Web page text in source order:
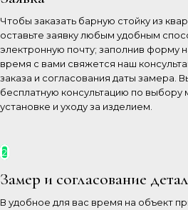
Чтобы заказать барную стойку из
оставьте заявку любым удобным
электронную почту; заполнив форму
время с вами свяжется наш
заказа и согласования даты замера.
бесплатную консультацию по выбору
установке и уходу за изделием.
2
Замер и согласование
В удобное для вас время на объект